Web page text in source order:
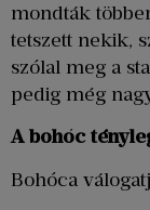
mondták
tetszett nekik,
szólal meg a
pedig még
A bohóc
Bohóca